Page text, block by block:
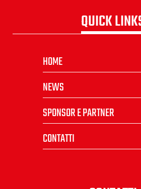
QUICK
HOME
NEWS
SPONSOR E PARTNER
CONTATTI